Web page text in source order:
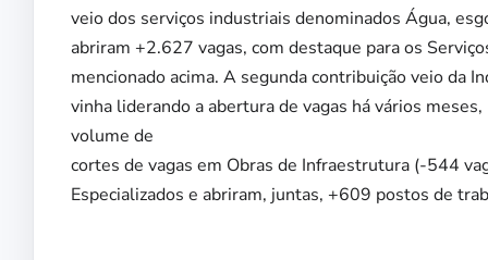
veio dos serviços industriais denominados Água,
abriram +2.627 vagas, com destaque para os
mencionado acima. A segunda contribuição veio da
vinha liderando a abertura de vagas há vários
volume de
cortes de vagas em Obras de Infraestrutura (-544
Especializados e abriram, juntas, +609 postos de